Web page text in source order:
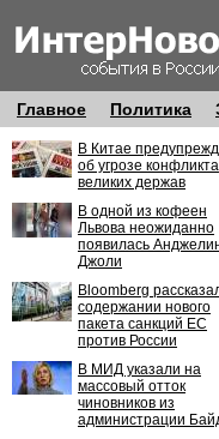
Главное Политика
В Китае
об угрозе конфликта
великих держав
В одной из кофеен
Львова неожиданно
появилась
Джоли
Bloomberg
содержании нового
пакета санкций ЕС
против России
В МИД указали на
массовый отток
чиновников из
администрации